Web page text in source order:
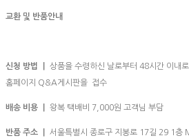
교환 및 반품안내
신청 방법 ㅣ 상품을 수령하신 날로부터 48시간 이내
홈페이지 Q&A게시판을 접수
배송 비용 ㅣ 왕복 택배비 7,000원 고객님 부담
반품 주소 ㅣ 서울특별시 종로구 지봉로 17길 29 1층